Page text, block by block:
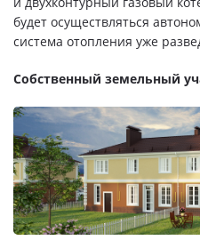
будет осуществляться
система отопления уже
Собственный земельный